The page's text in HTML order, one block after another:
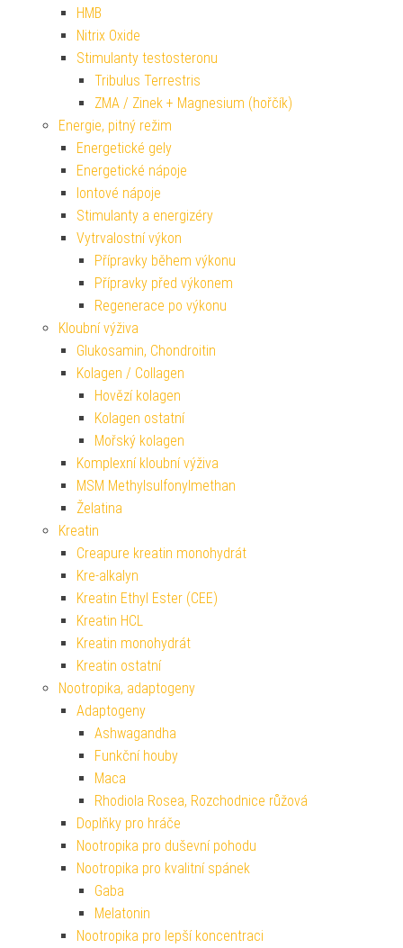
HMB
Nitrix Oxide
Stimulanty testosteronu
Tribulus Terrestris
ZMA / Zinek + Magnesium (hořčík)
Energie, pitný režim
Energetické gely
Energetické nápoje
Iontové nápoje
Stimulanty a energizéry
Vytrvalostní výkon
Přípravky během výkonu
Přípravky před výkonem
Regenerace po výkonu
Kloubní výživa
Glukosamin, Chondroitin
Kolagen / Collagen
Hovězí kolagen
Kolagen ostatní
Mořský kolagen
Komplexní kloubní výživa
MSM Methylsulfonylmethan
Želatina
Kreatin
Creapure kreatin monohydrát
Kre-alkalyn
Kreatin Ethyl Ester (CEE)
Kreatin HCL
Kreatin monohydrát
Kreatin ostatní
Nootropika, adaptogeny
Adaptogeny
Ashwagandha
Funkční houby
Maca
Rhodiola Rosea, Rozchodnice růžová
Doplňky pro hráče
Nootropika pro duševní pohodu
Nootropika pro kvalitní spánek
Gaba
Melatonin
Nootropika pro lepší koncentraci